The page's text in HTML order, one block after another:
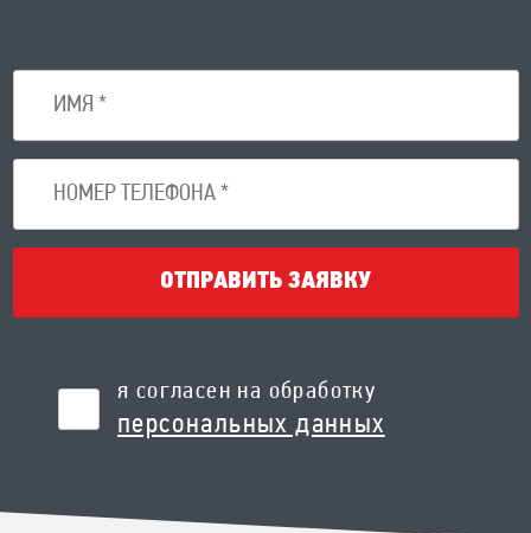
ОТПРАВИТЬ ЗАЯВКУ
я согласен на обработку
персональных данных